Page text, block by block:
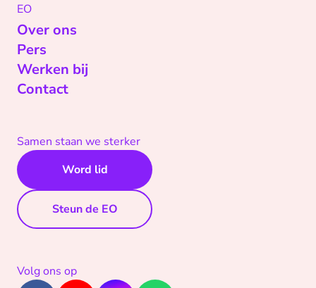
EO
Over ons
Pers
Werken bij
Contact
Samen staan we sterker
Word lid
Steun de EO
Volg ons op